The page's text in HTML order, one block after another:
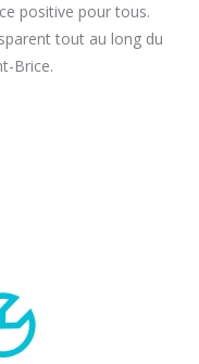
positive pour tous.
tout au long du
Brice.